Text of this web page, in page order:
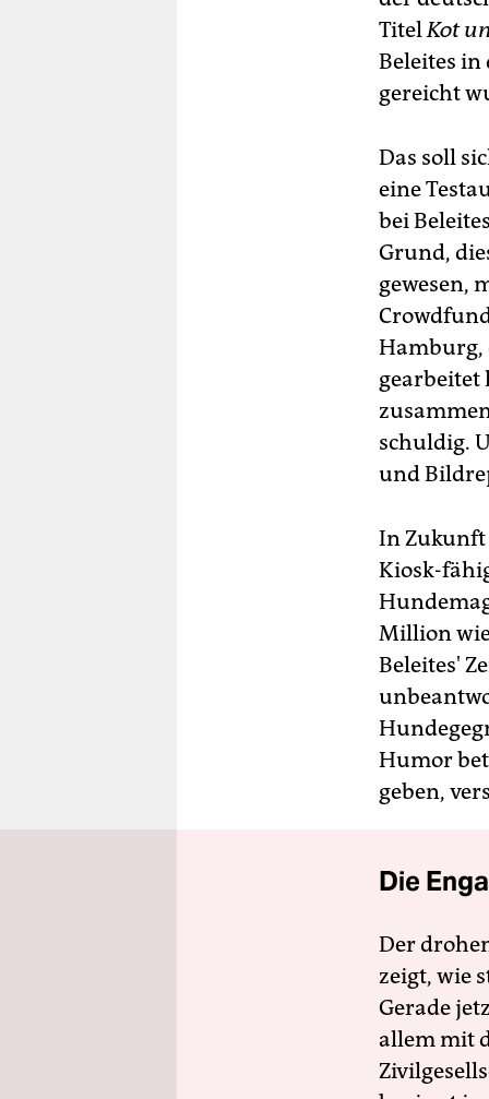
TitelKot
Beleites in
gereicht
Das soll
eine
bei
Grund,
gewesen,
Hamburg,
gearbeitet
schuldig.
und
In Zukunft
Kiosk-
Million
Beleites'
Humor
geben,
Die
Der
zeigt, wie
Gerade
allem mit